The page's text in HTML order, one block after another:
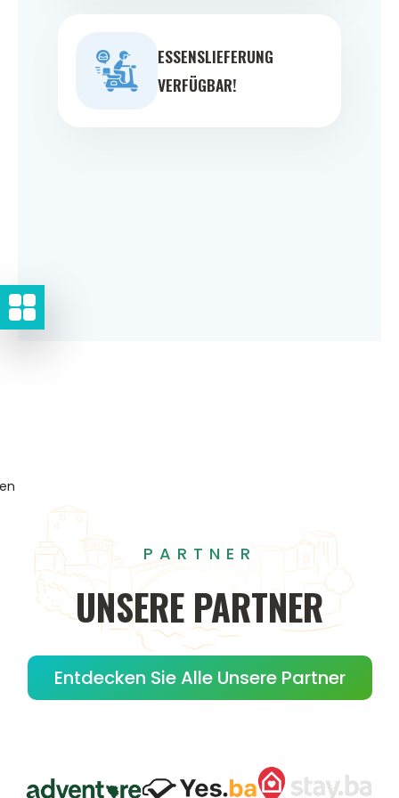
ESSENSLIEFERUNG
VERFÜGBAR!
PARTNER
UNSERE PARTNER
Entdecken Sie Alle Unsere Partner